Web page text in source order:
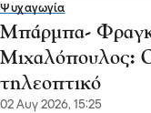
Ψυχαγωγία
Μπάρμπα-
Μιχαλόπουλος:
τηλεοπτικό
02 Αυγ 2026, 15:25